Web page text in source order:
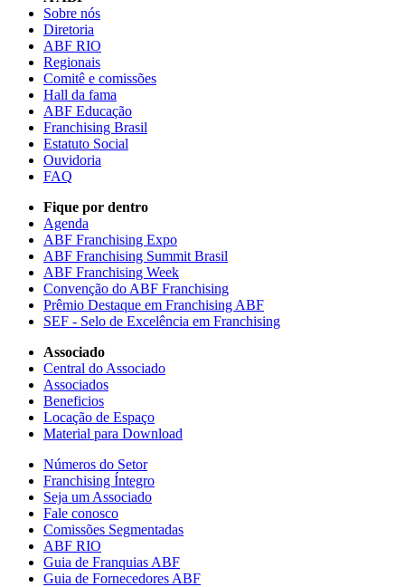
Sobre nós
Diretoria
ABF RIO
Regionais
Comitê e comissões
Hall da fama
ABF Educação
Franchising Brasil
Estatuto Social
Ouvidoria
FAQ
Fique por dentro
Agenda
ABF Franchising Expo
ABF Franchising Summit Brasil
ABF Franchising Week
Convenção do ABF Franchising
Prêmio Destaque em Franchising ABF
SEF - Selo de Excelência em Franchising
Associado
Central do Associado
Associados
Beneficios
Locação de Espaço
Material para Download
Números do Setor
Franchising Íntegro
Seja um Associado
Fale conosco
Comissões Segmentadas
ABF RIO
Guia de Franquias ABF
Guia de Fornecedores ABF